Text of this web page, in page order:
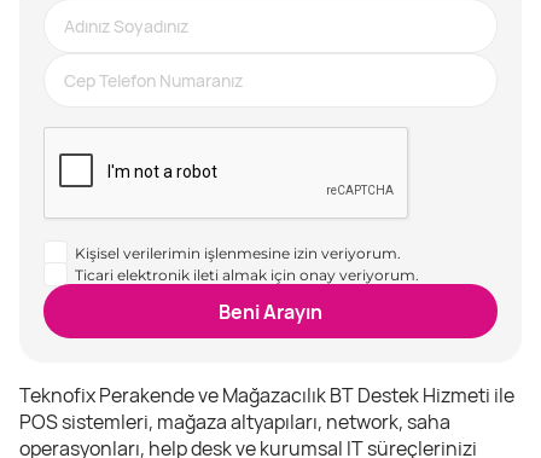
Kişisel verilerimin işlenmesine izin veriyorum.
Ticari elektronik ileti almak için onay veriyorum.
Beni Arayın
Teknofix Perakende ve Mağazacılık BT Destek Hizmeti ile
POS sistemleri, mağaza altyapıları, network, saha
operasyonları, help desk ve kurumsal IT süreçlerinizi